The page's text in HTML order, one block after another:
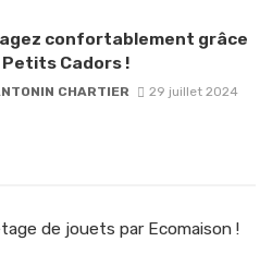
confortablement grâce
Petits Cadors !
CHARTIER 29 juillet 2024
de jouets par Ecomaison !